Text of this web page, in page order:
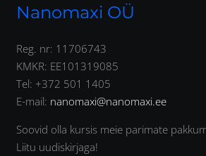
Nanomaxi OÜ
Reg. nr: 11706743
KMKR: EE101319085
Tel: +372 501 1405
E-mail: nanomaxi@nanomaxi.ee
Soovid olla kursis meie parimate
Liitu uudiskirjaga!